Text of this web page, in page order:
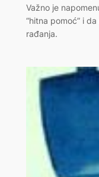
Važno je
“hitna pomoć” i
rađanja.